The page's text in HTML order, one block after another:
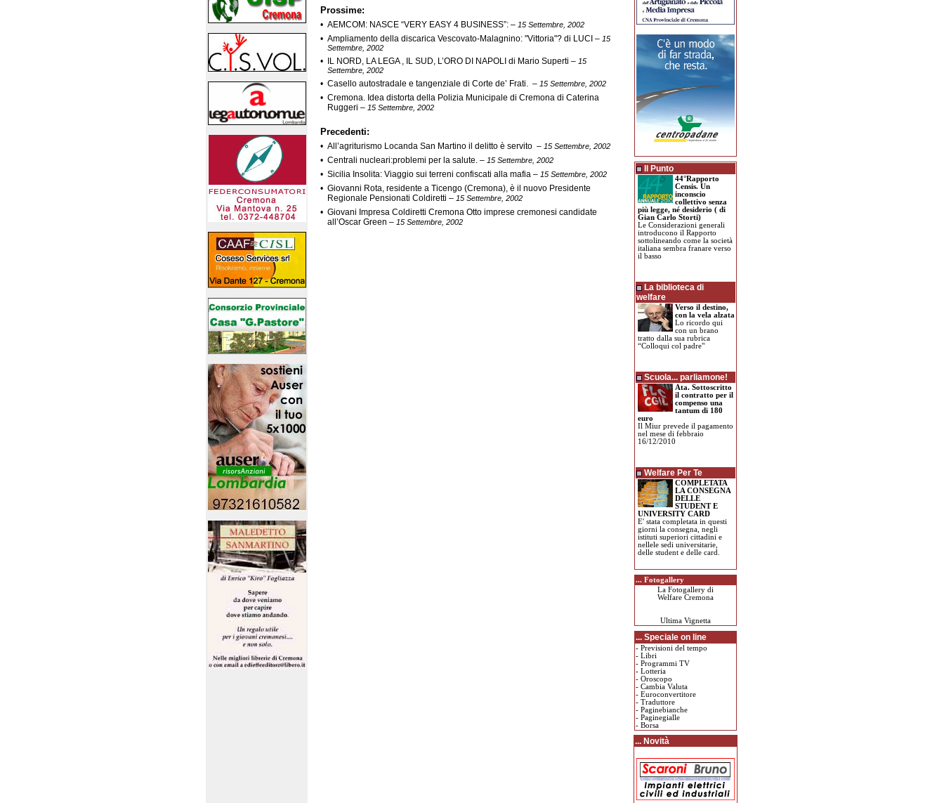
Prossime:
• AEMCOM: NASCE “VERY EASY 4 BUSINESS”: – 15 Settembre, 2002
• Ampliamento della discarica Vescovato-Malagnino: "Vittoria"? di LUCI – 15
Settembre, 2002
• IL NORD, LA LEGA , IL SUD, L’ORO DI NAPOLI di Mario Superti – 15
Settembre, 2002
• Casello autostradale e tangenziale di Corte de’ Frati. – 15 Settembre, 2002
• Cremona. Idea distorta della Polizia Municipale di Cremona di Caterina
Ruggeri – 15 Settembre, 2002
Precedenti:
• All’agriturismo Locanda San Martino il delitto è servito – 15 Settembre, 2002
• Centrali nucleari:problemi per la salute. – 15 Settembre, 2002
• Sicilia Insolita: Viaggio sui terreni confiscati alla mafia – 15 Settembre, 2002
• Giovanni Rota, residente a Ticengo (Cremona), è il nuovo Presidente
Regionale Pensionati Coldiretti – 15 Settembre, 2002
• Giovani Impresa Coldiretti Cremona Otto imprese cremonesi candidate
all’Oscar Green – 15 Settembre, 2002
Il Punto
44°Rapporto
Censis. Un
inconscio
collettivo senza
più legge, né desiderio ( di
Gian Carlo Storti)
Le Considerazioni generali
introducono il Rapporto
sottolineando come la società
italiana sembra franare verso
il basso
La biblioteca di
welfare
Verso il destino,
con la vela alzata
Lo ricordo qui
con un brano
tratto dalla sua rubrica
“Colloqui col padre"
Scuola... parliamone!
Ata. Sottoscritto
il contratto per il
compenso una
tantum di 180
euro
Il Miur prevede il pagamento
nel mese di febbraio
16/12/2010
Welfare Per Te
COMPLETATA
LA CONSEGNA
DELLE
STUDENT E
UNIVERSITY CARD
E' stata completata in questi
giorni la consegna, negli
istituti superiori cittadini e
nellele sedi universitarie,
delle student e delle card.
... Fotogallery
La Fotogallery di
Welfare Cremona
Ultima Vignetta
... Speciale on line
- Previsioni del tempo
- Libri
- Programmi TV
- Lotteria
- Oroscopo
- Cambia Valuta
- Euroconvertitore
- Traduttore
- Paginebianche
- Paginegialle
- Borsa
... Novità